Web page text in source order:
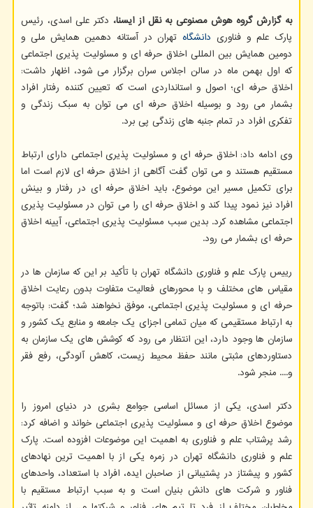
به گزارش گروه هوش مصنوعی به نقل از ایسنا، دکتر علی اسدی، رئیس
پارک علم و فناوری دانشگاه تهران در آستانه دهمین همایش ملی و
دومین همایش بین المللی اخلاق حرفه ای و مسئولیت پذیری اجتماعی
که اول بهمن ماه در سالن اجلاس سران برگزار می شود، اظهار داشت:
اخلاق حرفه ای؛ اصول و استانداردی است که تعیین کننده رفتار افراد
بشمار می رود و بوسیله اخلاق حرفه ای می توان به سبک زندگی و
تفکری افراد در تمام جنبه های زندگی پی برد.
وی ادامه داد: اخلاق حرفه ای و مسئولیت پذیری اجتماعی دارای ارتباط
مستقیم هستند و می توان گفت آگاهی از اخلاق حرفه ای لازم است اما
برای تکمیل مسیر این موضوع، باید اخلاق حرفه ای در رفتار و بینش
افراد نیز نمود پیدا کند و اخلاق حرفه ای را می توان در مسئولیت پذیری
اجتماعی مشاهده کرد. بدین سبب مسئولیت پذیری اجتماعی، آیینه اخلاق
حرفه ای بشمار می رود.
رییس پارک علم و فناوری دانشگاه تهران با تأکید بر این که سازمان ها در
مقیاس های مختلف و با محورهای فعالیت متفاوت بدون رعایت اخلاق
حرفه ای و مسئولیت پذیری اجتماعی، موفق نخواهند شد؛ گفت: باتوجه
به ارتباط مستقیمی که میان تمامی اجزای یک جامعه و منابع یک کشور و
سازمان ها وجود دارد، این انتظار می رود که کوشش های یک سازمان به
دستاوردهای مثبتی مانند حفظ محیط زیست، کاهش آلودگی، رفع فقر
و.... منجر شود.
دکتر اسدی، یکی از مسائل اساسی جوامع بشری در دنیای امروز را
موضوع اخلاق حرفه ای و مسئولیت پذیری اجتماعی خواند و اضافه کرد:
رشد پرشتاب علم و فناوری به اهمیت این موضوعات افزوده است. پارک
علم و فناوری دانشگاه تهران در زمره یکی از با اهمیت ترین نهادهای
کشور و پیشتاز در پشتیبانی از صاحبان ایده، افراد با استعداد، واحدهای
فناور و شرکت های دانش بنیان است و به سبب ارتباط مستقیم با